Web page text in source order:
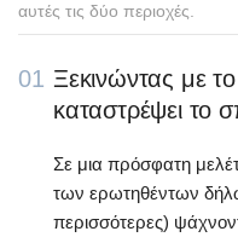
αυτές τις δύο περιοχές.
01 Ξεκινώντας με
καταστρέψει το
Σε μια πρόσφατη
των ερωτηθέντων
περισσότερες)